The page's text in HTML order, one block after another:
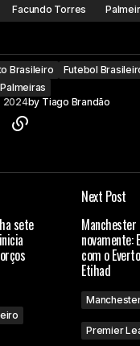
Facundo Torres
Brasileiro
Futebol
Palmeiras
2024by Tiago Brandão
sete
Next Post
com o
Etihad
Premier